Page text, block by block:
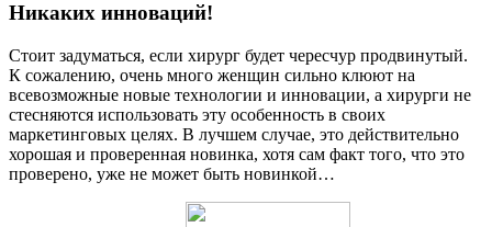
Никаких инноваций!
Стоит задуматься, если хирург будет чересчур продвинутый.
К сожалению, очень много женщин сильно клюют на
всевозможные новые технологии и инновации, а хирурги не
стесняются использовать эту особенность в своих
маркетинговых целях. В лучшем случае, это действительно
хорошая и проверенная новинка, хотя сам факт того, что это
проверено, уже не может быть новинкой…